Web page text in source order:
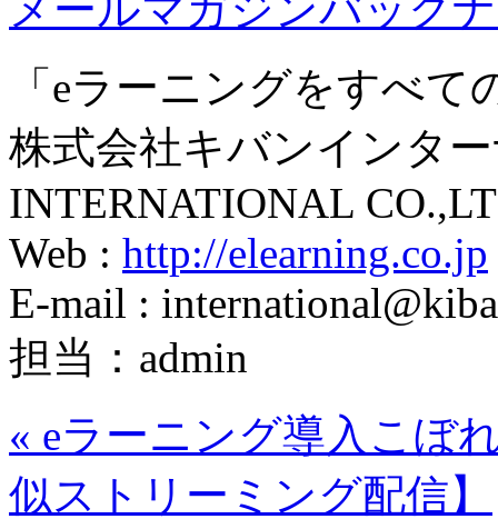
「eラーニングをすべて
株式会社キバンインタ
INTERNATIONAL
Web : http://elearning.co.jp
E-mail :
担当：admin
« eラーニング導入こぼ
似ストリーミング配信】